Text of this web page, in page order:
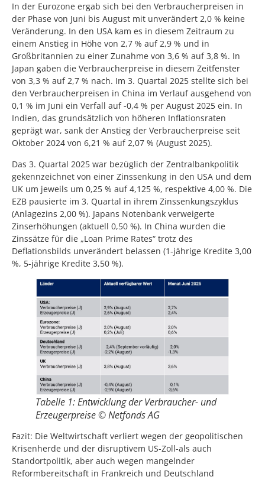
In der Eurozone ergab sich bei den Verbraucherpreisen in
der Phase von Juni bis August mit unverändert 2,0 % keine
Veränderung. In den USA kam es in diesem Zeitraum zu
einem Anstieg in Höhe von 2,7 % auf 2,9 % und in
Großbritannien zu einer Zunahme von 3,6 % auf 3,8 %. In
Japan gaben die Verbraucherpreise in diesem Zeitfenster
von 3,3 % auf 2,7 % nach. Im 3. Quartal 2025 stellte sich bei
den Verbraucherpreisen in China im Verlauf ausgehend von
0,1 % im Juni ein Verfall auf -0,4 % per August 2025 ein. In
Indien, das grundsätzlich von höheren Inflationsraten
geprägt war, sank der Anstieg der Verbraucherpreise seit
Oktober 2024 von 6,21 % auf 2,07 % (August 2025).
Das 3. Quartal 2025 war bezüglich der Zentralbankpolitik
gekennzeichnet von einer Zinssenkung in den USA und dem
UK um jeweils um 0,25 % auf 4,125 %, respektive 4,00 %. Die
EZB pausierte im 3. Quartal in ihrem Zinssenkungszyklus
(Anlagezins 2,00 %). Japans Notenbank verweigerte
Zinserhöhungen (aktuell 0,50 %). In China wurden die
Zinssätze für die „Loan Prime Rates“ trotz des
Deflationsbilds unverändert belassen (1-jährige Kredite 3,00
%, 5-jährige Kredite 3,50 %).
Tabelle 1: Entwicklung der Verbraucher- und
Erzeugerpreise © Netfonds AG
Fazit: Die Weltwirtschaft verliert wegen der geopolitischen
Krisenherde und der disruptivem US-Zoll-als auch
Standortpolitik, aber auch wegen mangelnder
Reformbereitschaft in Frankreich und Deutschland